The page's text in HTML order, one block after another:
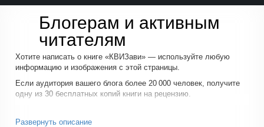
Блогерам и активным
читателям
Хотите написать о книге «КВИЗави» — используйте любую
информацию и изображения с этой страницы.
Если аудитория вашего блога более 20 000 человек, получите
одну из 30 бесплатных копий книги на рецензию.
читателям.
Развернуть описание